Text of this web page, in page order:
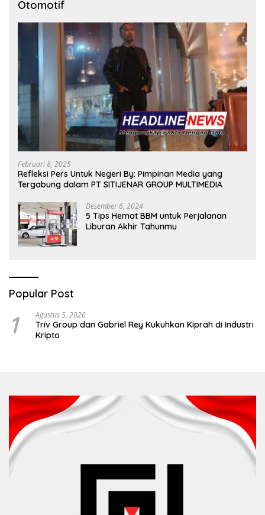
Otomotif
Februari 8, 2025
Refleksi Pers Untuk Negeri By: Pimpinan Media yang
Tergabung dalam PT SITIJENAR GROUP MULTIMEDIA
Desember 6, 2024
5 Tips Hemat BBM untuk Perjalanan
Liburan Akhir Tahunmu
Popular Post
1 Agustus 5, 2026
Triv Group dan Gabriel Rey Kukuhkan Kiprah di Industri
Kripto